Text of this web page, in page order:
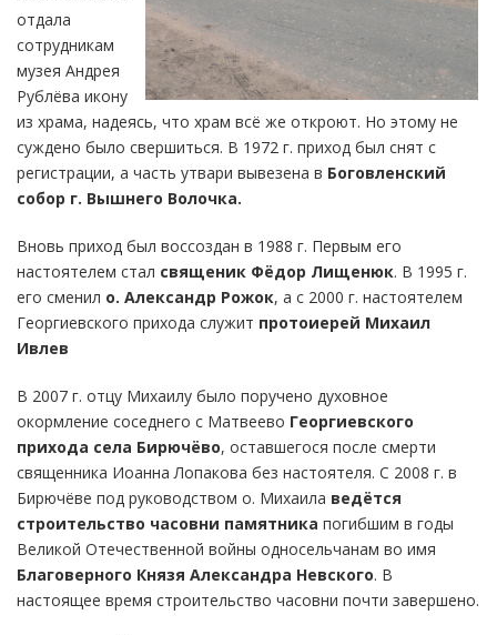
отдала
сотрудникам
музея Андрея
Рублёва икону
из храма, надеясь, что храм всё же откроют. Но этому не
суждено было свершиться. В 1972 г. приход был снят с
регистрации, а часть утвари вывезена в Боговленский
собор г. Вышнего Волочка.
Вновь приход был воссоздан в 1988 г. Первым его
настоятелем стал священик Фёдор Лищенюк. В 1995 г.
его сменил о. Александр Рожок, а с 2000 г. настоятелем
Георгиевского прихода служит протоиерей Михаил
Ивлев
В 2007 г. отцу Михаилу было поручено духовное
окормление соседнего с Матвеево Георгиевского
прихода села Бирючёво, оставшегося после смерти
священника Иоанна Лопакова без настоятеля. С 2008 г. в
Бирючёве под руководством о. Михаила ведётся
строительство часовни памятника погибшим в годы
Великой Отечественной войны односельчанам во имя
Благоверного Князя Александра Невского. В
настоящее время строительство часовни почти завершено.